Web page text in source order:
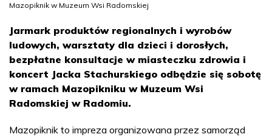
Mazopiknik w Muzeum Wsi Radomskiej
Jarmark produktów regionalnych i wyrobów
ludowych, warsztaty dla dzieci i dorosłych,
bezpłatne konsultacje w miasteczku zdrowia i
koncert Jacka Stachurskiego odbędzie się sobotę
w ramach Mazopikniku w Muzeum Wsi
Radomskiej w Radomiu.
Mazopiknik to impreza organizowana przez samorząd